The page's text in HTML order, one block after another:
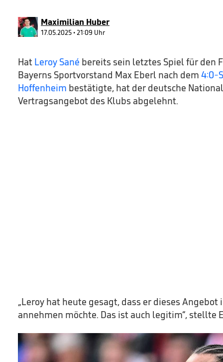
90%
Maximilian Huber
17.05.2025 • 21:09 Uhr
Hat Leroy Sané bereits sein letztes Spiel für den
Bayerns Sportvorstand Max Eberl nach dem 4:0-
Hoffenheim bestätigte, hat der deutsche
Vertragsangebot des Klubs abgelehnt.
„Leroy hat heute gesagt, dass er dieses Angebot
annehmen möchte. Das ist auch legitim“, stellte